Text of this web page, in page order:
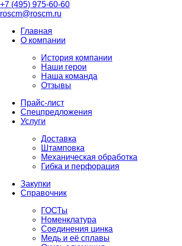
+7 (495) 975-60-60
roscm@roscm.ru
Главная
О компании
История компании
Наши герои
Наша команда
Отзывы
Прайс-лист
Спецпредложения
Услуги
Доставка
Штамповка
Механическая обработка
Гибка и перфорация
Закупки
Справочник
ГОСТы
Номенклатура
Соединения цинка
Медь и её сплавы